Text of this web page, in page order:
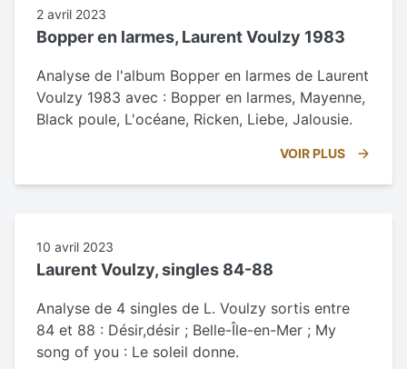
2 avril 2023
Bopper en larmes, Laurent Voulzy 1983
Analyse de l'album Bopper en larmes de Laurent
Voulzy 1983 avec : Bopper en larmes, Mayenne,
Black poule, L'océane, Ricken, Liebe, Jalousie.
VOIR PLUS
10 avril 2023
Laurent Voulzy, singles 84-88
Analyse de 4 singles de L. Voulzy sortis entre
84 et 88 : Désir,désir ; Belle-Île-en-Mer ; My
song of you : Le soleil donne.